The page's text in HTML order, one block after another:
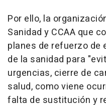
Por ello, la
Sanidad y CCAA que
planes de refuerzo de
de la sanidad para
urgencias, cierre de
salud, como viene
falta de sustitución y